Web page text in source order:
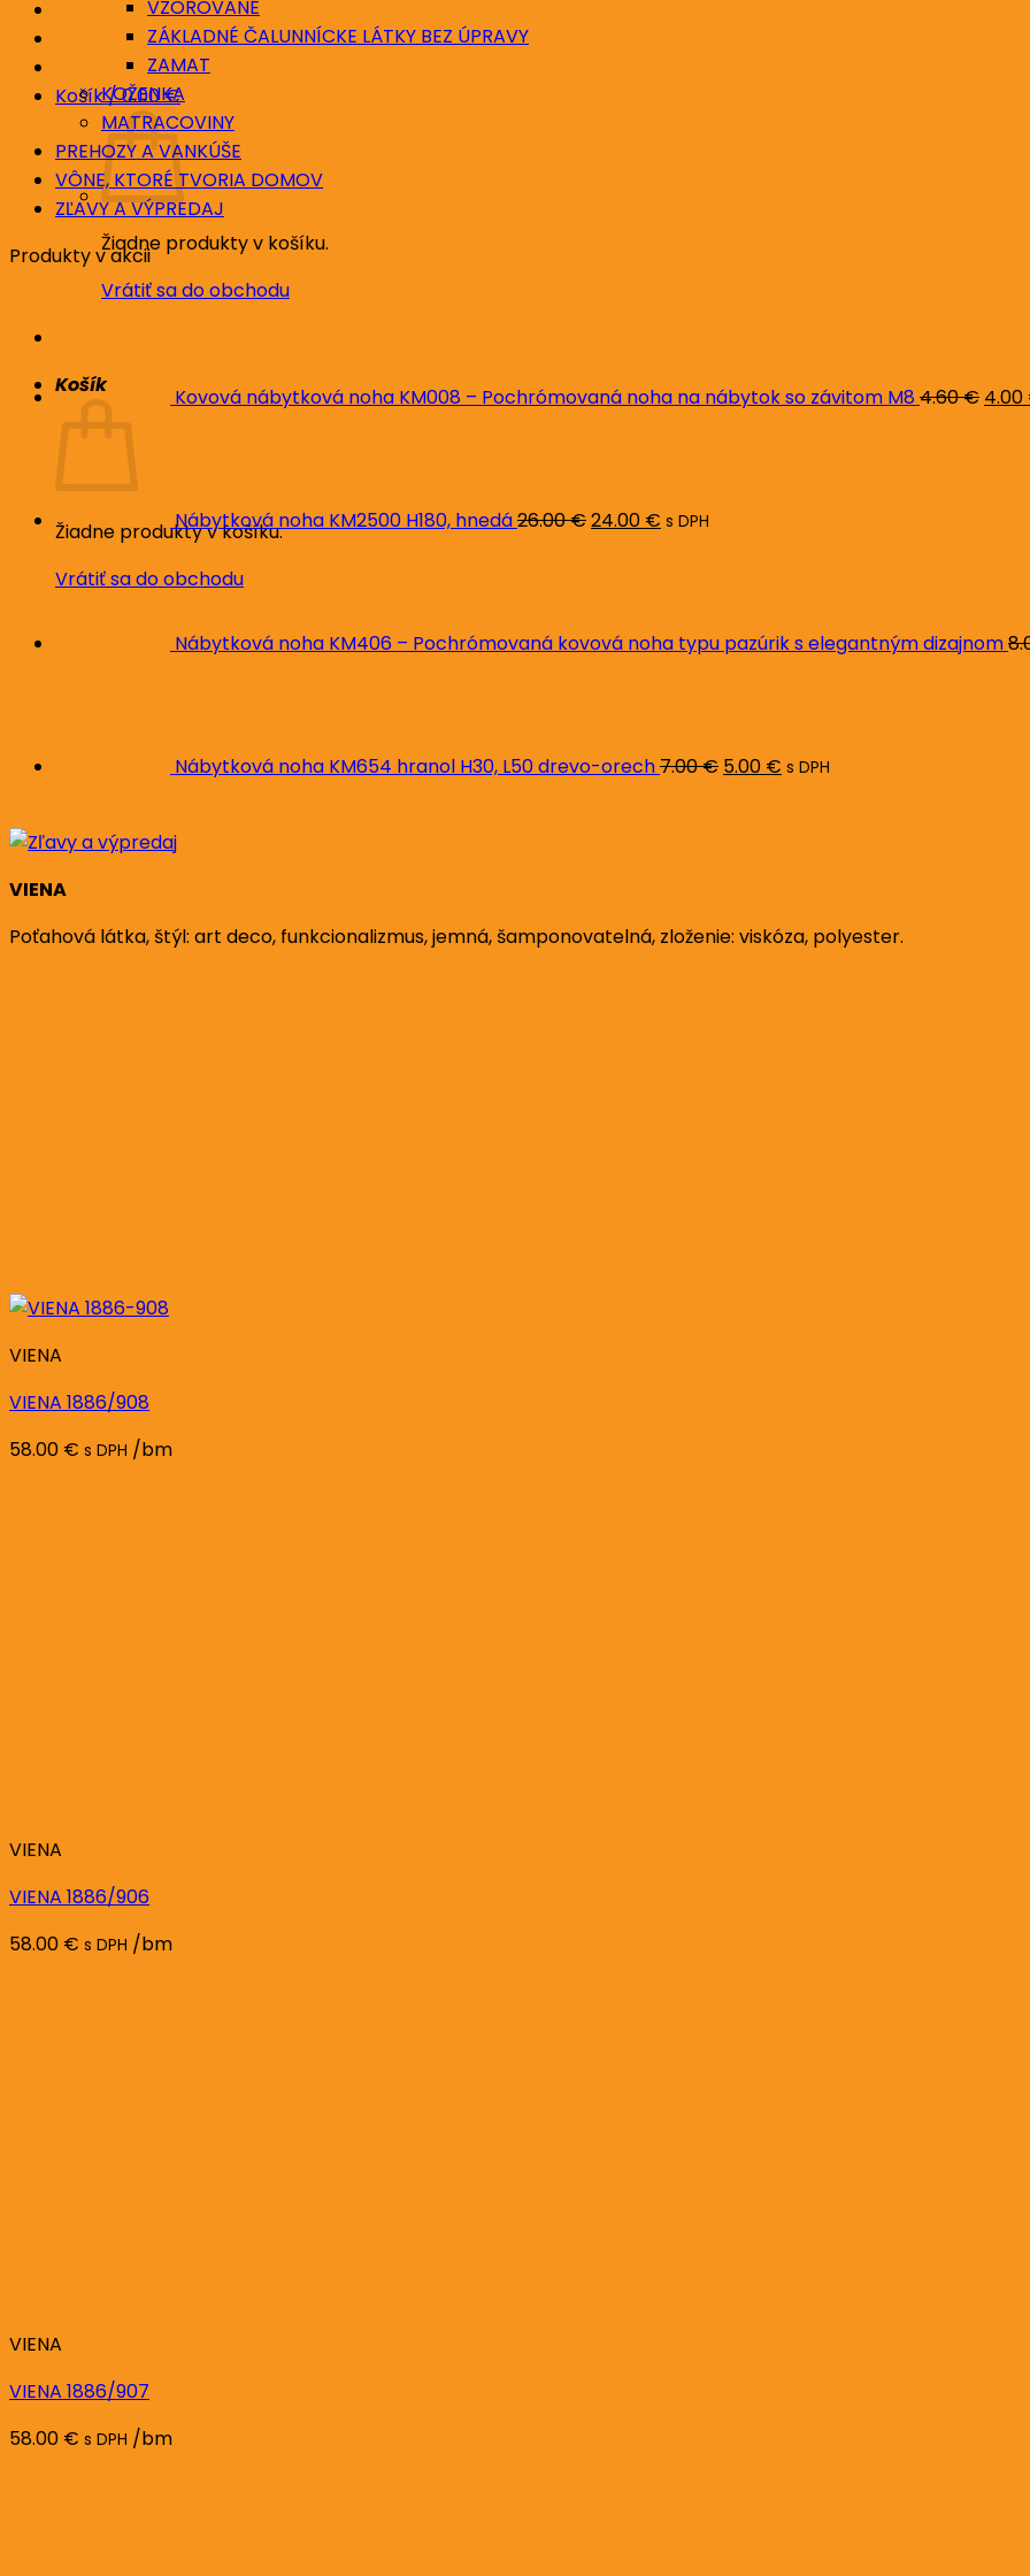
Košík /0.00€
Žiadne produkty v košíku.
Vrátiť sa do obchodu
Košík
Žiadne produkty v košíku.
Vrátiť sa do obchodu
VZOROVANÉ
ZÁKLADNÉ ČALUNNÍCKE LÁTKY BEZ ÚPRAVY
ZAMAT
KOŽENKA
MATRACOVINY
PREHOZY A VANKÚŠE
VÔNE, KTORÉ TVORIA DOMOV
ZĽAVY A VÝPREDAJ
Produkty v akcii
Kovová nábytková noha KM008 – Pochrómovaná noha na nábytok so závitom M84.60€ 4.60
4.00
Nábytková noha KM2500 H180, hnedá26.00€26.00 €.
24.00 € 24.00 €.
s DPH
Nábytková noha KM406 – Pochrómovaná kovová noha typu pazúrik s elegantným dizajnom
Nábytková noha KM654 hranol H30, L50 drevo-orech7.00€ 7.00 €.
5.00 € 5.00 €.
s DPH
VIENA
Poťahová látka, štýl: art deco, funkcionalizmus, jemná, šamponovatelná, zloženie: viskóza, polyester.
VIENA
VIENA 1886/908
58.00 € s DPH /bm
VIENA
VIENA 1886/906
58.00 € s DPH /bm
VIENA
VIENA 1886/907
58.00 € s DPH /bm